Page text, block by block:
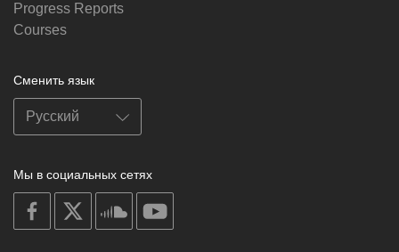
Progress Reports
Courses
Сменить язык
Мы в социальных сетях
on
facebook
soundcloud